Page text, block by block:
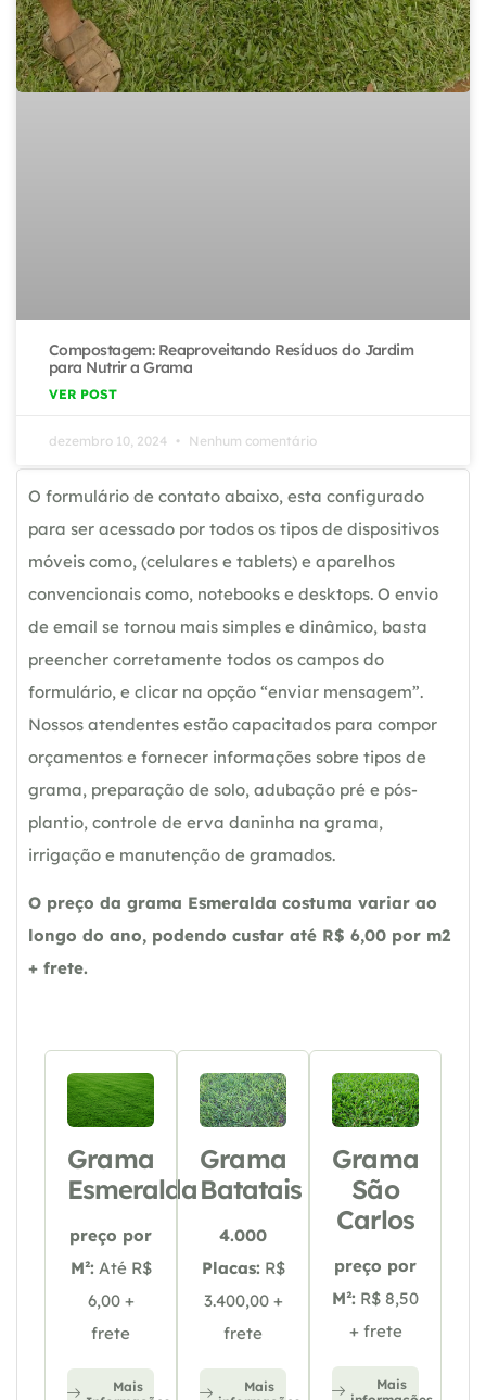
Compostagem: Reaproveitando Resíduos do Jardim
para Nutrir a Grama
VER POST
dezembro 10, 2024 Nenhum comentário
O formulário de contato abaixo, esta configurado
para ser acessado por todos os tipos de dispositivos
móveis como, (celulares e tablets) e aparelhos
convencionais como, notebooks e desktops. O envio
de email se tornou mais simples e dinâmico, basta
preencher corretamente todos os campos do
formulário, e clicar na opção “enviar mensagem”.
Nossos atendentes estão capacitados para compor
orçamentos e fornecer informações sobre tipos de
grama, preparação de solo, adubação pré e pós-
plantio, controle de erva daninha na grama,
irrigação e manutenção de gramados.
O preço da grama Esmeralda costuma variar ao
longo do ano, podendo custar até R$ 6,00 por m2
+ frete.
Grama
Esmeralda
preço por
M²: Até R$
6,00 +
frete
Mais
Grama
Batatais
4.000
Placas: R$
3.400,00 +
frete
Mais
Grama
São
Carlos
preço por
M²: R$ 8,50
+ frete
Mais